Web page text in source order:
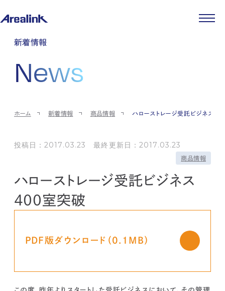
企業情報
企業理念
会社概要
コーポレートガバナンス
ストレージ事業
パートナー制度
土地権利整備事業
IR情報
IRカレンダー
IRポリシー
ストレージ室数実績
個人投資家の皆様へ
よくある質問・用語集
IRメール登録
ニュース
商品情報
先輩社員インタビュー
お問い合わせ
asul
サイト
ーム
新着情報
News
ホーム 新着情報 商品情報 ハローストレージ受託ビジネス
投稿日：2017.03.23 最終更新日：2017.03.23
商品情報
ハローストレージ受託ビジネス
400室突破
PDF版ダウンロード（0.1MB）